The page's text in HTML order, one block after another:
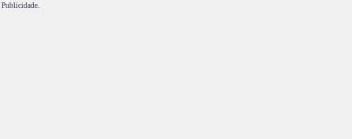
Publicidade.